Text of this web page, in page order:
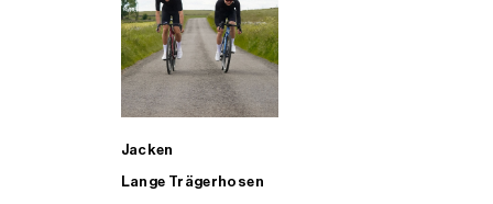
Jacken
Lange Trägerhosen
ALLE TRIATHLONARTIKEL FÜR MÄNNER KAUFEN